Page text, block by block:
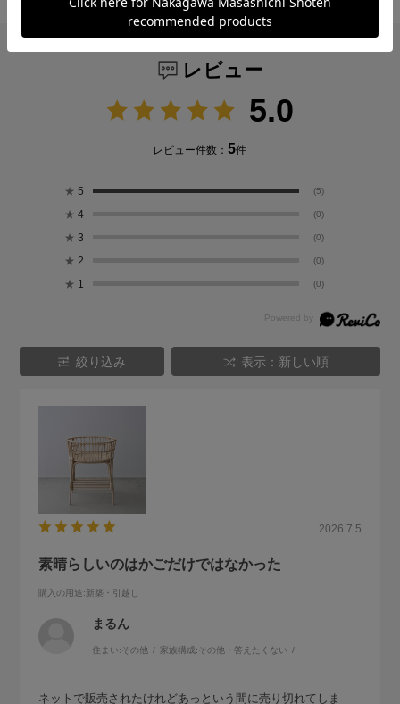
レビュー
5.0
レビュー件数：5件
★ 5 (5)
★ 4 (0)
★ 3 (0)
★ 2 (0)
★ 1 (0)
絞り込み 表示：新しい順
2026.7.5
素晴らしいのはかごだけではなかった
購入の用途:新築・引越し
まるん
住まい: その他 家族構成: その他・答えたくない
ネットで販売されたけれどあっという間に売り切れてしま